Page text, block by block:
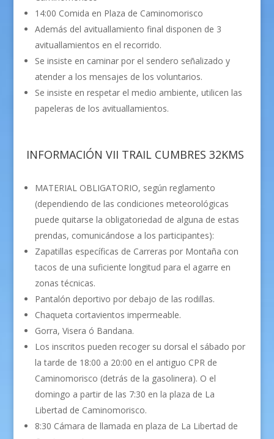
14:00 Comida en Plaza de Caminomorisco
Además del avituallamiento final disponen de 3
avituallamientos en el recorrido.
Se insiste en caminar por el sendero señalizado y
atender a los mensajes de los voluntarios.
Se insiste en respetar el medio ambiente, utilicen las
papeleras de los avituallamientos.
INFORMACIÓN VII TRAIL CUMBRES 32KMS
MATERIAL OBLIGATORIO, según reglamento
(dependiendo de las condiciones meteorológicas
puede quitarse la obligatoriedad de alguna de estas
prendas, comunicándose a los participantes):
Zapatillas específicas de Carreras por Montaña con
tacos de una suficiente longitud para el agarre en
zonas técnicas.
Pantalón deportivo por debajo de las rodillas.
Chaqueta cortavientos impermeable.
Gorra, Visera ó Bandana.
Los inscritos pueden recoger su dorsal el sábado por
la tarde de 18:00 a 20:00 en el antiguo CPR de
Caminomorisco (detrás de la gasolinera). O el
domingo a partir de las 7:30 en la plaza de La
Libertad de Caminomorisco.
8:30 Cámara de llamada en plaza de La Libertad de